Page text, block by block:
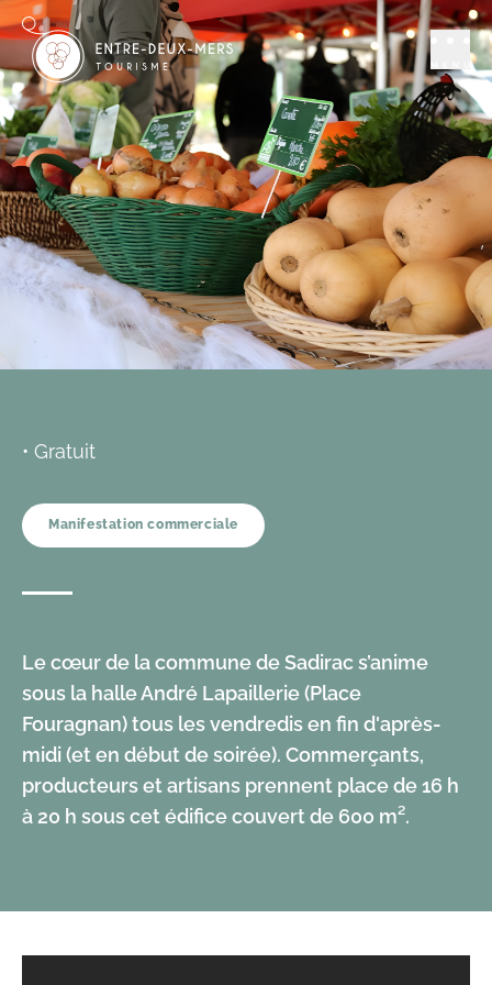
MENU
La Halle
Gourmande :
Marché
hebdomadaire du
vendredi après-
midi de Sadirac
Ajouter aux favoris
• Gratuit
Manifestation commerciale
Le cœur de la commune de Sadirac s’anime
sous la halle André Lapaillerie (Place
Fouragnan) tous les vendredis en fin d'après-
midi (et en début de soirée). Commerçants,
producteurs et artisans prennent place de 16 h
à 20 h sous cet édifice couvert de 600 m².